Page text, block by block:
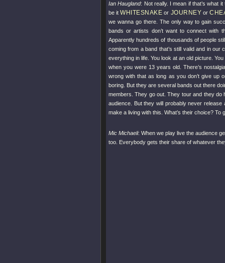
Ian Haugland: Not really. I mean if that’s what
be itWHITESNAKE or JOURNEY or
we wanna go there. The only way to gain
bands or artists don’t want to connect with
Apparently hundreds of thousands of people
coming from a band that’s still valid and in our
everything in life. You look at an old picture.
when you were 13 years old. There’s
wrong with that as long as you don’t give up
boring. But they are several bands out there
members. They go out. They tour and they
audience. But they will probably never
make a living with this. What’s their choice?
Mic Michaeli: When we play live the audience
too. Everybody gets their share of whatever